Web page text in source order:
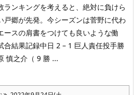
ランキングを考えると、絶対に負けら
戸郷が先発。今シーズンは菅野に代わ
ースの肩書をつけても良いような働
合結果記録中日 2 – 1 巨人責任投手勝
慎之介（ 9 勝 ...